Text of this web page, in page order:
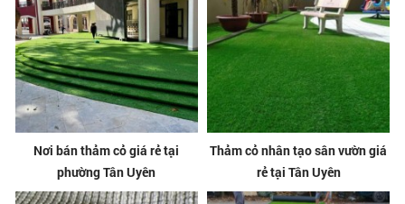
Nơi bán thảm cỏ giá rẻ tại
phường Tân Uyên
Thảm cỏ nhân tạo sân vườn giá
rẻ tại Tân Uyên